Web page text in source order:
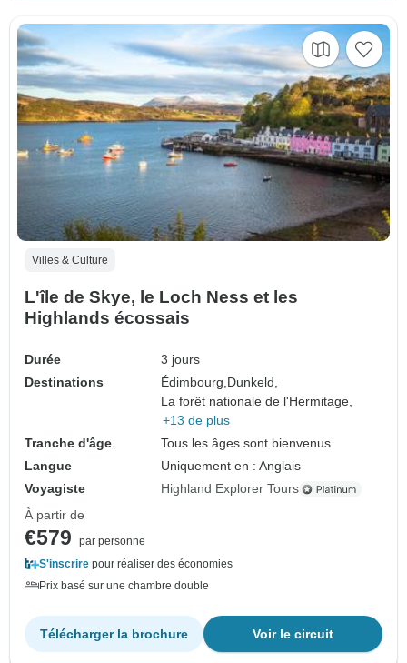
Villes & Culture
L'île de Skye, le Loch Ness et les
Highlands écossais
Durée
3 jours
Destinations
Édimbourg, Dunkeld,
La forêt nationale de l'Hermitage,
+13 de plus
Tranche d'âge
Tous les âges sont bienvenus
Langue
Uniquement en : Anglais
Voyagiste
Highland Explorer Tours
À partir de
€579
par personne
S'inscrire pour réaliser des économies
Prix basé sur une chambre double
Voir le circuit
Télécharger la brochure